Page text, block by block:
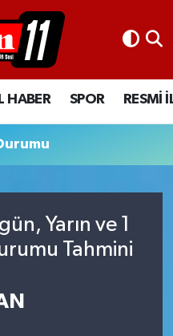
HABER SPOR RESMİ
Yarın ve 1
Tahmini
ve Fikstür